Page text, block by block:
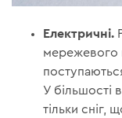
Електричні.
мережевого
У більшості
тільки сніг,